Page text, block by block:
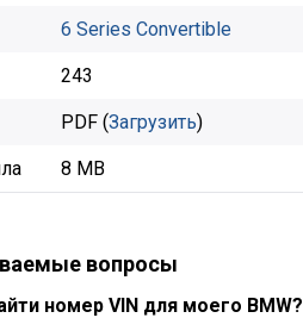
6 Series Convertible
243
PDF (Загрузить)
8 MB
вопросы
номер VIN для моего BMW?